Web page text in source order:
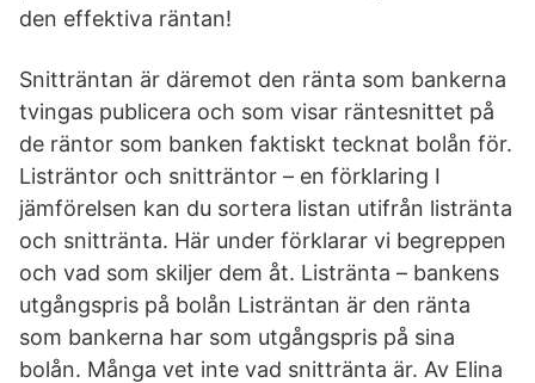
den effektiva räntan!
Snitträntan är däremot den ränta som bankerna
tvingas publicera och som visar räntesnittet på
de räntor som banken faktiskt tecknat bolån för.
Listräntor och snitträntor – en förklaring I
jämförelsen kan du sortera listan utifrån listränta
och snittränta. Här under förklarar vi begreppen
och vad som skiljer dem åt. Listränta – bankens
utgångspris på bolån Listräntan är den ränta
som bankerna har som utgångspris på sina
bolån. Många vet inte vad snittränta är. Av Elina